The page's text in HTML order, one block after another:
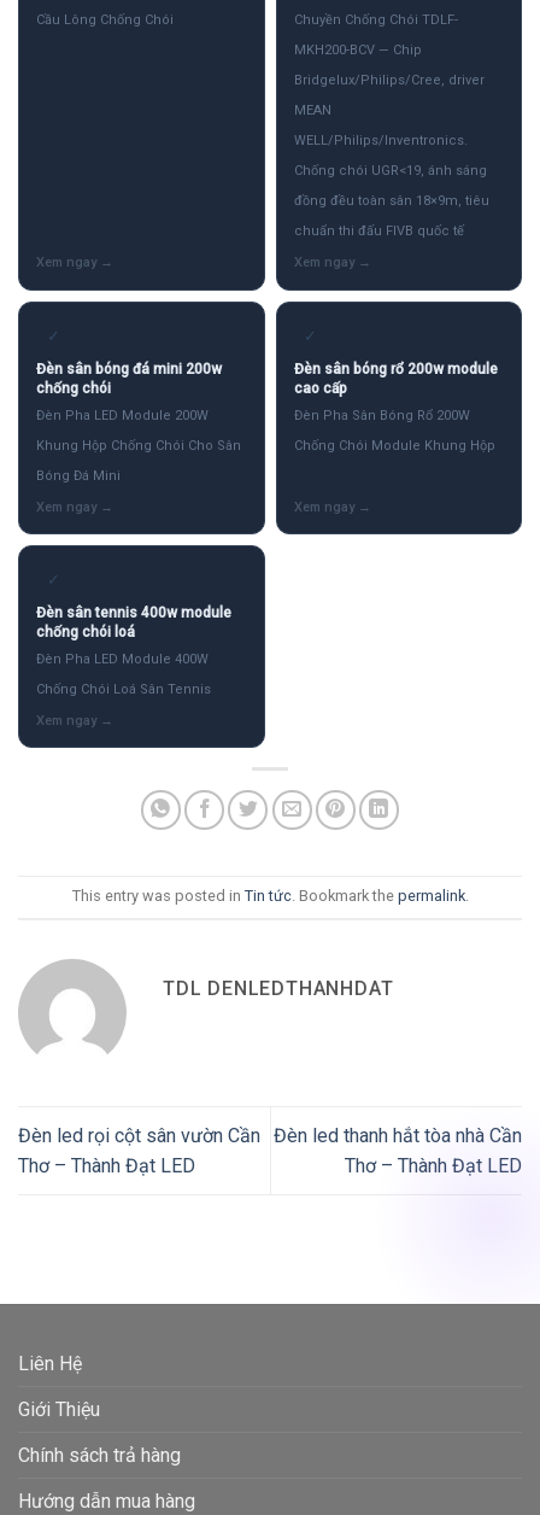
Cầu Lông Chống Chói
Chuyền Chống Chói TDLF-
MKH200-BCV — Chip
Bridgelux/Philips/Cree, driver
MEAN
WELL/Philips/Inventronics.
Chống chói UGR<19, ánh sáng
đồng đều toàn sân 18×9m, tiêu
chuẩn thi đấu FIVB quốc tế
✓
Đèn sân bóng đá mini 200w
chống chói
Đèn Pha LED Module 200W
Khung Hộp Chống Chói Cho Sân
Bóng Đá Mini
✓
Đèn sân bóng rổ 200w module
cao cấp
Đèn Pha Sân Bóng Rổ 200W
Chống Chói Module Khung Hộp
✓
Đèn sân tennis 400w module
chống chói loá
Đèn Pha LED Module 400W
Chống Chói Loá Sân Tennis
This entry was posted in Tin tức. Bookmark the permalink.
TDL DENLEDTHANHDAT
Đèn led rọi cột sân vườn Cần
Thơ – Thành Đạt LED
Đèn led thanh hắt tòa nhà Cần
Thơ – Thành Đạt LED
Liên Hệ
Giới Thiệu
Chính sách trả hàng
Hướng dẫn mua hàng